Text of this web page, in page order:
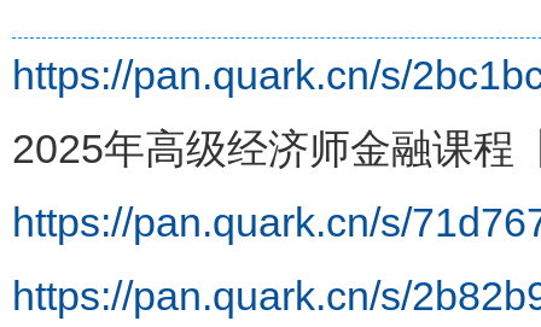
https://pan.quark.cn/s/
2025年高级经济师金融课程
https://pan.quark.cn/s/
https://pan.quark.cn/s/